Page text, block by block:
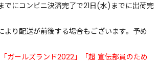
でにコンビニ決済完了で21日(水)までに出荷完
り配送が前後する場合もございます。予め
ガールズランド2022」「超 宣伝部員のため